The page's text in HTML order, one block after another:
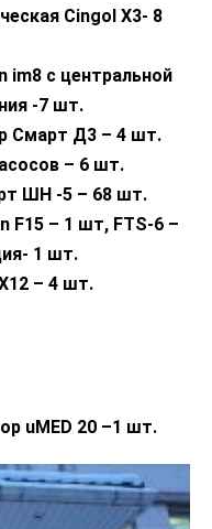
Cingol X3- 8
im8 с центральной
-7 шт.
Смарт Д3 – 4 шт.
– 6 шт.
ШН -5 – 68 шт.
F15 – 1 шт, FTS-6 –
1 шт.
– 4 шт.
uMED 20 –1 шт.